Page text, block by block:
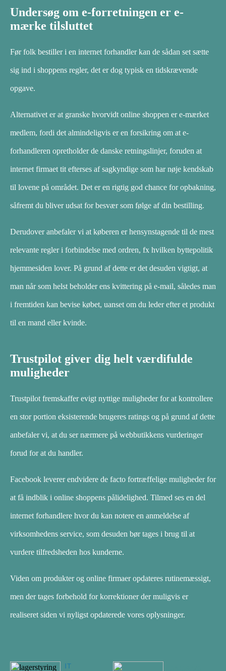
Undersøg om e-forretningen er e-
mærke tilsluttet
Før folk bestiller i en internet forhandler kan de sådan set sætte
sig ind i shoppens regler, det er dog typisk en tidskrævende
opgave.
Alternativet er at granske hvorvidt online shoppen er e-mærket
medlem, fordi det almindeligvis er en forsikring om at e-
forhandleren opretholder de danske retningslinjer, foruden at
internet firmaet tit efterses af sagkyndige som har nøje kendskab
til lovene på området. Det er en rigtig god chance for opbakning,
såfremt du bliver udsat for besvær som følge af din bestilling.
Derudover anbefaler vi at køberen er hensynstagende til de mest
relevante regler i forbindelse med ordren, fx hvilken byttepolitik
hjemmesiden lover. På grund af dette er det desuden vigtigt, at
man når som helst beholder ens kvittering på e-mail, således man
i fremtiden kan bevise købet, uanset om du leder efter et produkt
til en mand eller kvinde.
Trustpilot giver dig helt værdifulde
muligheder
Trustpilot fremskaffer evigt nyttige muligheder for at kontrollere
en stor portion eksisterende brugeres ratings og på grund af dette
anbefaler vi, at du ser nærmere på webbutikkens vurderinger
forud for at du handler.
Facebook leverer endvidere de facto fortræffelige muligheder for
at få indblik i online shoppens pålidelighed. Tilmed ses en del
internet forhandlere hvor du kan notere en anmeldelse af
virksomhedens service, som desuden bør tages i brug til at
vurdere tilfredsheden hos kunderne.
Viden om produkter og online firmaer opdateres rutinemæssigt,
men der tages forbehold for korrektioner der muligvis er
realiseret siden vi nyligst opdaterede vores oplysninger.
IT